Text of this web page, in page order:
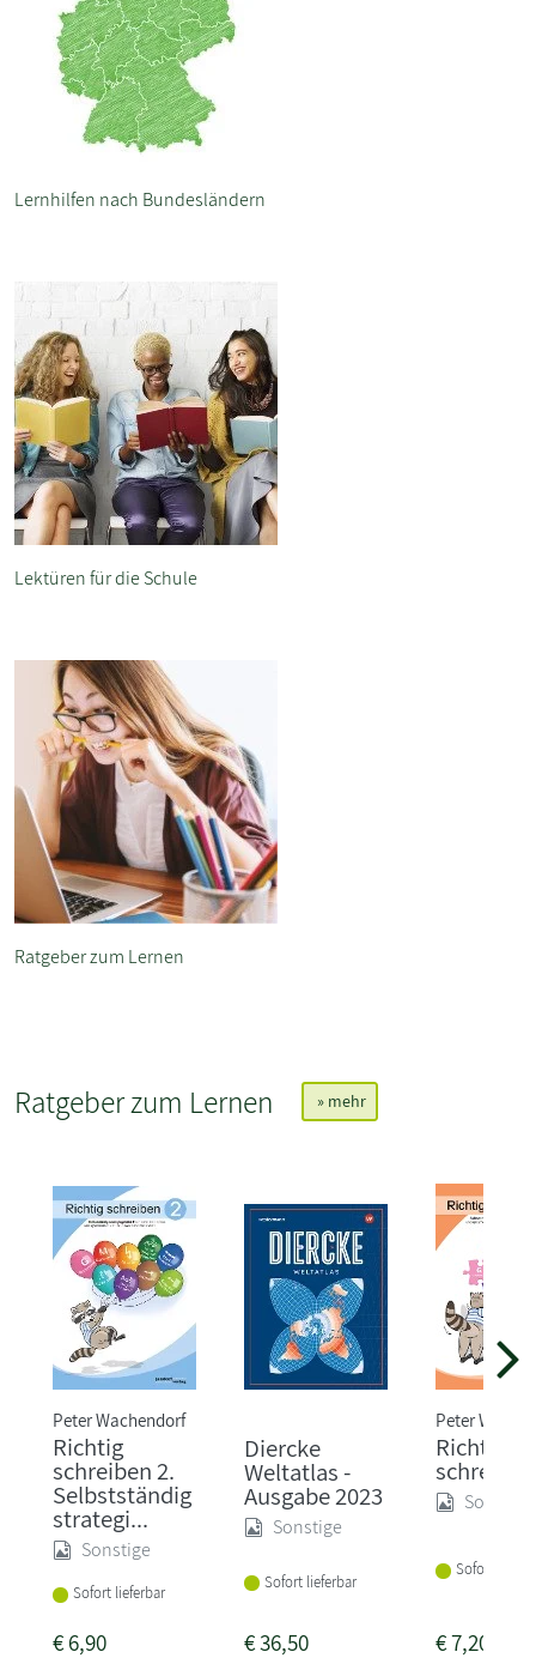
Lernhilfen nach Bundesländern
Lektüren für die Schule
Ratgeber zum Lernen
Ratgeber zum Lernen » mehr
Peter Wachendorf
Richtig
schreiben 2.
Selbstständig
strategi...
Sonstige
Sofort lieferbar
€6,90
Diercke
Weltatlas -
Ausgabe 2023
Sonstige
Sofort lieferbar
€36,50
Peter
Richtig
Sonstige
Sofort
€7,20